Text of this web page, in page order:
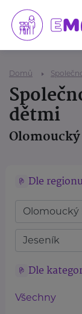
Domů
dětmi
Dle
Dle
Všechny